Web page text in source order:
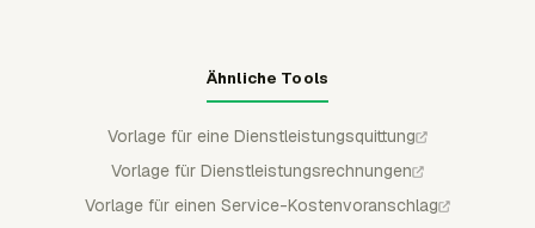
Ähnliche Tools
Vorlage für eine Dienstleistungsquittung
Vorlage für Dienstleistungsrechnungen
Vorlage für einen Service-Kostenvoranschlag